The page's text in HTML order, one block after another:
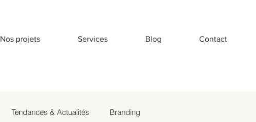
Nos projets Services Blog Contact
Tendances & Actualités Branding